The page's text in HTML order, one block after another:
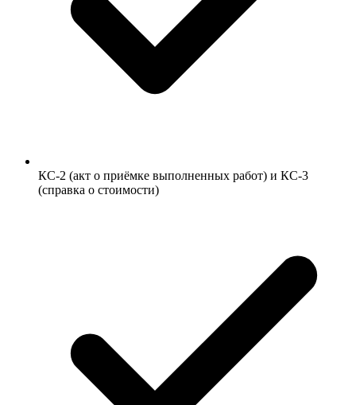
КС-2 (акт о приёмке выполненных работ) и КС-3
(справка о стоимости)